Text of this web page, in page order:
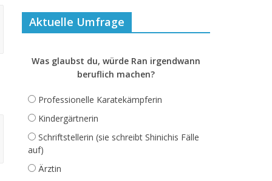
Aktuelle Umfrage
Was glaubst du, würde Ran irgendwann
beruflich machen?
Professionelle Karatekämpferin
Kindergärtnerin
Schriftstellerin (sie schreibt Shinichis Fälle
auf)
Ärztin